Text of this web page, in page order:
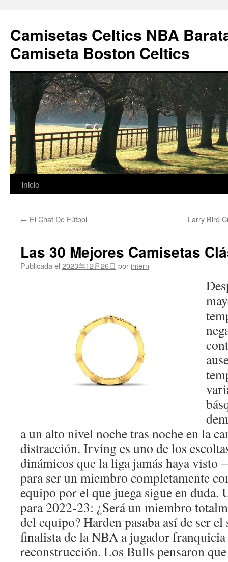
Camisetas Celtics NBA
Camiseta Boston Celtics
Saltar
contenido
Inicio
← El Chat De Fútbol Larry Bird
Las 30 Mejores Camisetas
Publicada el 2023年12月26日 por intern
a un alto nivel noche tras noche en la
distracción. Irving es uno de los
dinámicos que la liga jamás haya visto
para ser un miembro completamente
equipo por el que juega sigue en duda.
para 2022-23: ¿Será un miembro
del equipo? Harden pasaba así de ser
finalista de la NBA a jugador
reconstrucción. Los Bulls pensaron